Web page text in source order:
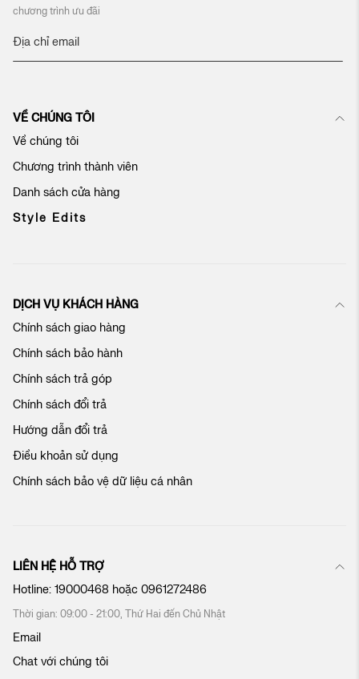
chương trình ưu đãi
Đ
ý
n
ậ
n
b
ả
c
ủ
a
h
ú
g
t
i
VỀ CHÚNG TÔI
Về chúng tôi
Chương trình thành viên
Danh sách cửa hàng
Style Edits
DỊCH VỤ KHÁCH HÀNG
Chính sách giao hàng
Chính sách bảo hành
Chính sách trả góp
Chính sách đổi trả
Hướng dẫn đổi trả
Điều khoản sử dụng
Chính sách bảo vệ dữ liệu cá nhân
LIÊN HỆ HỖ TRỢ
Hotline: 19000468 hoặc 0961272486
Thời gian: 09:00 - 21:00, Thứ Hai đến Chủ Nhật
Email
Chat với chúng tôi